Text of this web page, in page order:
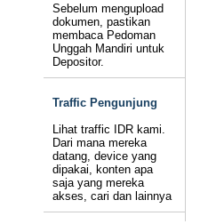
Sebelum mengupload
dokumen, pastikan
membaca Pedoman
Unggah Mandiri untuk
Depositor.
Traffic Pengunjung
Lihat traffic IDR kami.
Dari mana mereka
datang, device yang
dipakai, konten apa
saja yang mereka
akses, cari dan lainnya